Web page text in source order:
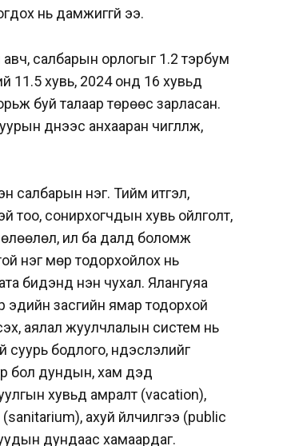
нь дамжиггүй ээ.
салбарын орлогыг 1.2 тэрбум
11.5 хувь, 2024 онд 16 хувьд
буй талаар төрөөс зарласан.
үүднээс анхааран чиглүүлж,
салбарын нэг. Тийм итгэл,
тоо, сонирхогчдын хувь ойлголт,
ил ба далд боломж
нэг мөр тодорхойлох нь
бидэнд нэн чухал. Ялангуяа
эдийн засгийн ямар тодорхой
аялал жуулчлалын систем нь
суурь бодлого, үндэслэлийг
бол дундын, хам дэд
хувьд амралт (vacation),
ахуй үйлчилгээ (public
дундаас хамаардаг.